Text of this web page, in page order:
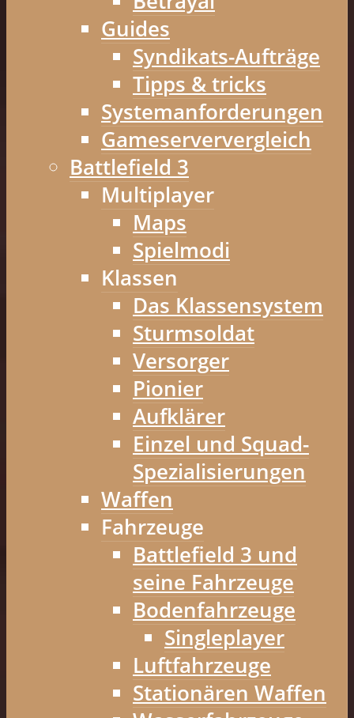
Guides
Syndikats-Aufträge
Tipps & tricks
Systemanforderungen
Gameserververgleich
Battlefield 3
Multiplayer
Maps
Spielmodi
Klassen
Das Klassensystem
Sturmsoldat
Versorger
Pionier
Aufklärer
Einzel und Squad-
Spezialisierungen
Waffen
Fahrzeuge
Battlefield 3 und
seine Fahrzeuge
Bodenfahrzeuge
Singleplayer
Luftfahrzeuge
Stationären Waffen